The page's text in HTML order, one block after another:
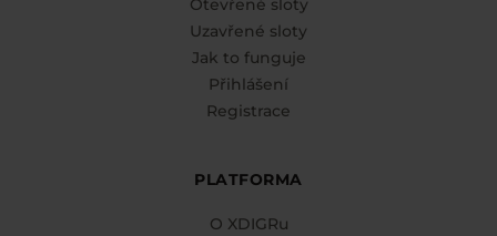
Otevřené sloty
Uzavřené sloty
Jak to funguje
Přihlášení
Registrace
PLATFORMA
O XDIGRu